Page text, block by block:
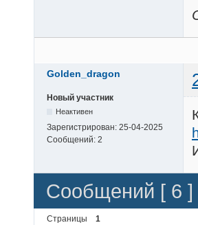
Golden_dragon
Новый участник
Неактивен
Зарегистрирован: 25-04-2025
Сообщений: 2
Сообщений [ 6 ]
Страницы 1